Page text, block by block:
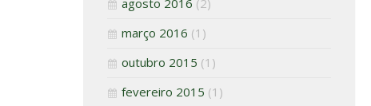
agosto 2016 (2)
março 2016 (1)
outubro 2015 (1)
fevereiro 2015 (1)